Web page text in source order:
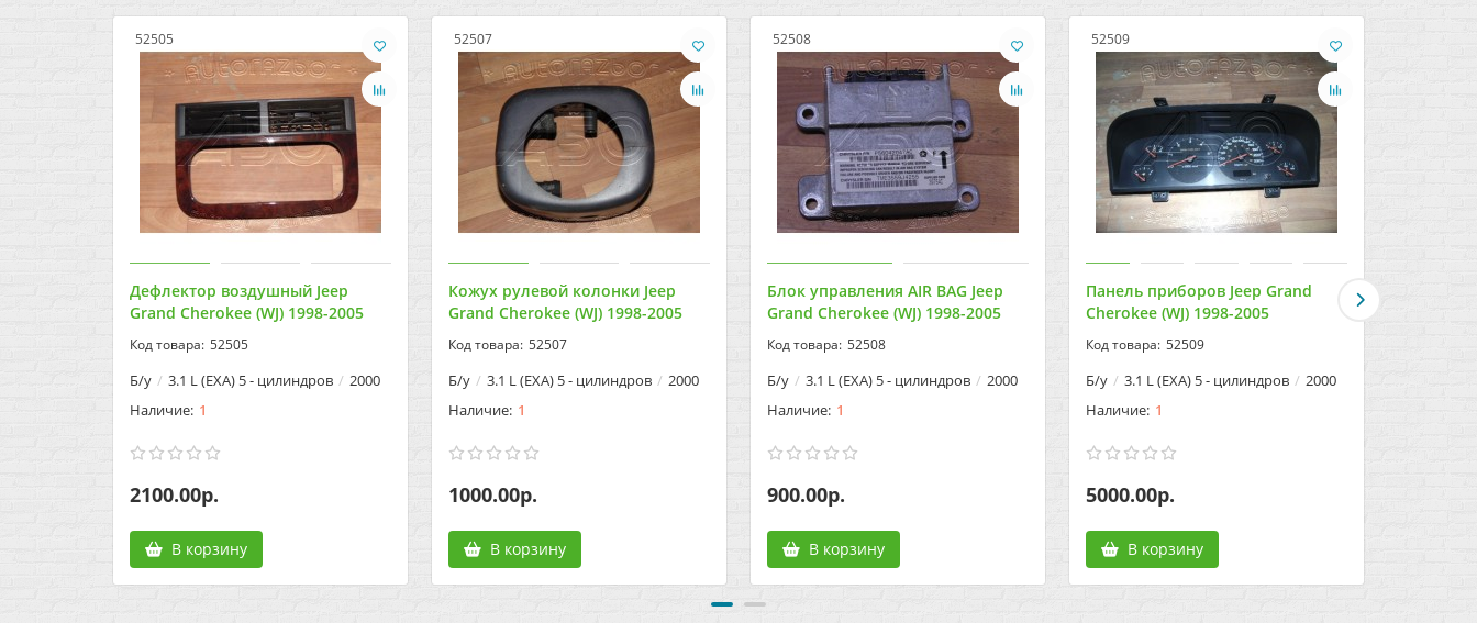
52505
Дефлектор воздушный Jeep
Grand Cherokee (WJ) 1998-2005
52505
Б/у 3.1 L (EXA) 5 - цилиндров 2000
1
2100.00р.
В корзину
52507
Кожух рулевой колонки Jeep
Grand Cherokee (WJ) 1998-2005
52507
Б/у 3.1 L (EXA) 5 - цилиндров 2000
1
1000.00р.
В корзину
52508
Блок управления AIR BAG Jeep
Grand Cherokee (WJ) 1998-2005
52508
Б/у 3.1 L (EXA) 5 - цилиндров 2000
1
900.00р.
В корзину
52509
Панель приборов Jeep Grand
Cherokee (WJ) 1998-2005
52509
Б/у 3.1 L (EXA) 5 - цилиндров 2000
1
5000.00р.
В корзину